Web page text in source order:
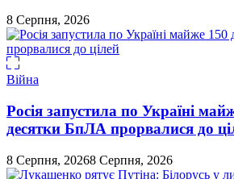
8 Серпня, 2026
Війна
Росія запустила по Україні
десятки БпЛА прорвалися до
8 Серпня, 20268 Серпня, 2026